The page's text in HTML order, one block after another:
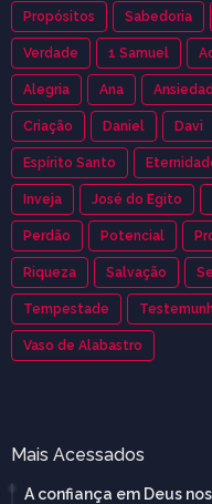
Propósitos Sabedoria
Verdade 1 Samuel
Alegria Ana
Criação Daniel Davi
Espírito Santo
Inveja José do Egito
Perdão Potencial
Riqueza Salvação
Tempestade
Vaso de Alabastro
Mais Acessados
A confiança em Deus